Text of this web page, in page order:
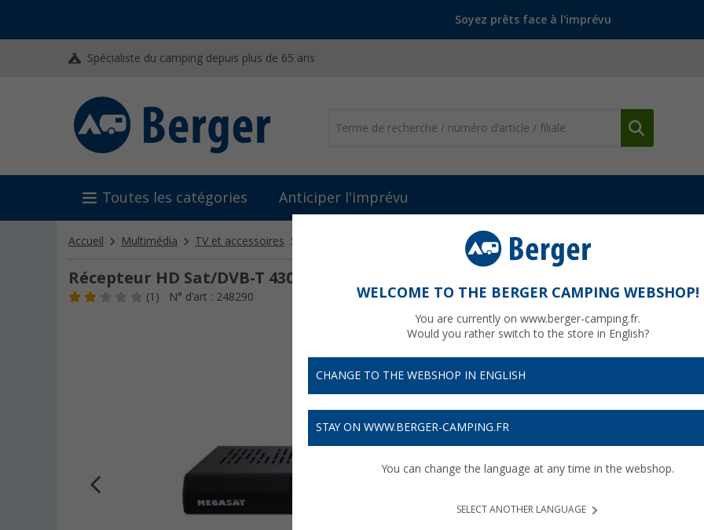
Soyez prêts face à l'imprévu
Spécialiste du camping depuis plus de 65 ans
Toutes les catégories Anticiper l'imprévu
Accueil Multimédia TV et accessoires Récepteur HD Sat/DVB-T 430 Combo Megasat
Récepteur HD Sat/DVB-T 430 Combo Megasat
(1) N° d'art : 248290 WELCOME TO THE BERGER CAMPING WEBSHOP!
You are currently on www.berger-camping.fr.
Would you rather switch to the store in English?
CHANGE TO THE WEBSHOP IN ENGLISH
STAY ON WWW.BERGER-CAMPING.FR
You can change the language at any time in the webshop.
SELECT ANOTHER LANGUAGE